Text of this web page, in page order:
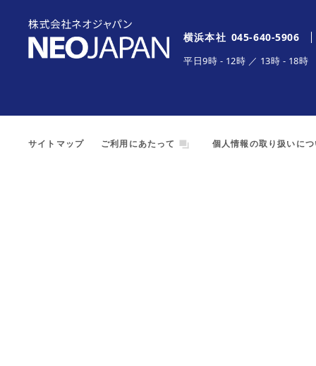
横浜本社 045-640-5906
平日9時 - 12時 ／ 13時 - 18時
サイトマップ ご利用にあたって 個人情報の取り扱いに